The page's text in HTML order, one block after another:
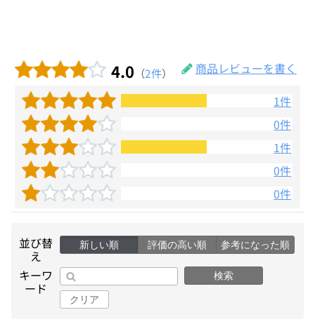
4.0 （2件）
商品レビューを書く
1件
0件
1件
0件
0件
並び替
え
新しい順 評価の高い順 参考になった順
キーワ
ード
検索
クリア